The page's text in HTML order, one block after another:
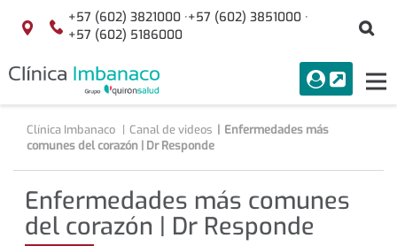
Saltar al contenido
Localización
+57 (602) 3821000 ·+57 (602) 3851000 ·
+57 (602) 5186000
menuAcceso
Buscar
Clínica Imbanaco Canal de videos
Enfermedades más
comunes del corazón | Dr Responde
Enfermedades más comunes
del corazón | Dr Responde